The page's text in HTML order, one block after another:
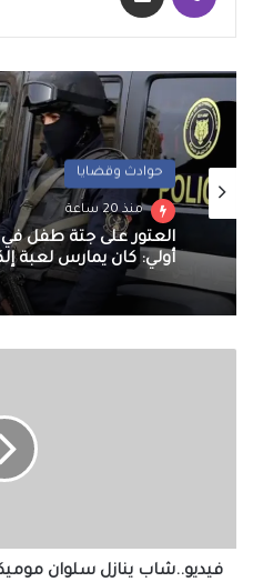
حوادث وقضايا
منذ 20 ساعة
العثور على جثة طفل في
أولي: كان يمارس لعبة
رياضة
منذ 21 ساعة
ماذا
فعل
فيديو..شاب ينازل سلوان